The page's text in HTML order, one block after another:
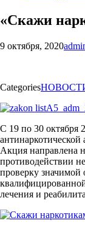
«Скажи
9 октября, 2020
Categories
С 19 по 30 октября
Акция направлена
противодействии
проверку
лечения и